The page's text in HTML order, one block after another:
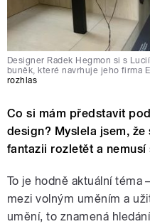
Designer Radek Hegmon si s
buněk, které navrhuje jeho firma
rozhlas
Co si mám představit
design? Myslela jsem,
fantazii rozletět a
To je hodně aktuální téma
mezi volným uměním a
umění, to znamená